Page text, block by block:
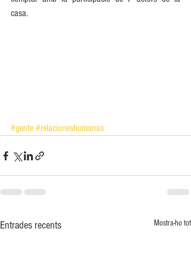
casa.
#gente #relacioneshumanas
Entrades recents Mostra-ho tot